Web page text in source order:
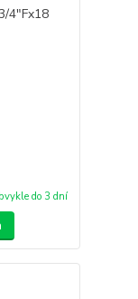
do 3 dní